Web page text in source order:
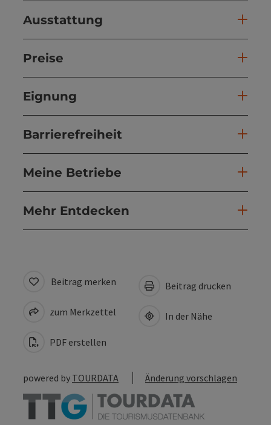
Ausstattung
Preise
Eignung
Barrierefreiheit
Meine Betriebe
Mehr Entdecken
Beitrag merken
zum Merkzettel
PDF erstellen
Beitrag drucken
In der Nähe
powered by TOURDATA Änderung vorschlagen